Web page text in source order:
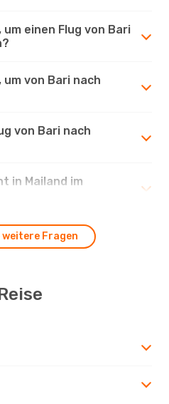
einen Flug von Bari
von Bari nach
von Bari nach
in Mailand im
weitere Fragen